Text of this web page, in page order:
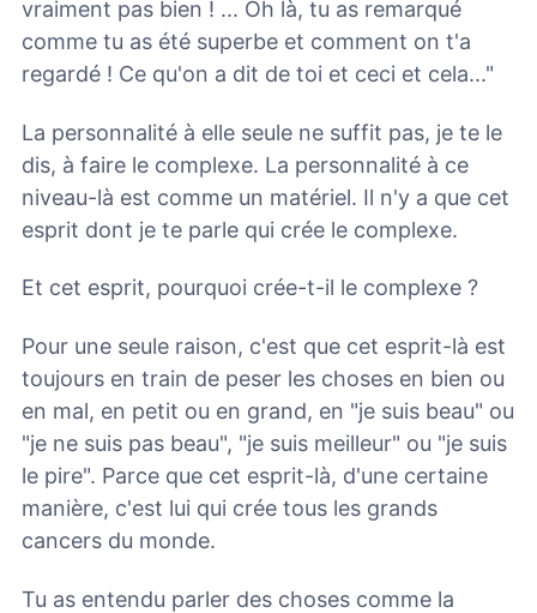
vraiment pas bien ! ... Oh là, tu as remarqué
comme tu as été superbe et comment on t'a
regardé ! Ce qu'on a dit de toi et ceci et cela..."
La personnalité à elle seule ne suffit pas, je te le
dis, à faire le complexe. La personnalité à ce
niveau-là est comme un matériel. Il n'y a que cet
esprit dont je te parle qui crée le complexe.
Et cet esprit, pourquoi crée-t-il le complexe ?
Pour une seule raison, c'est que cet esprit-là est
toujours en train de peser les choses en bien ou
en mal, en petit ou en grand, en "je suis beau" ou
"je ne suis pas beau", "je suis meilleur" ou "je suis
le pire". Parce que cet esprit-là, d'une certaine
manière, c'est lui qui crée tous les grands
cancers du monde.
Tu as entendu parler des choses comme la